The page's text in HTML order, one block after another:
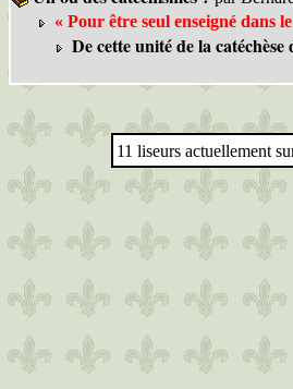
« Pour être seul enseigné dans
De cette unité de la
11 liseurs actuellement